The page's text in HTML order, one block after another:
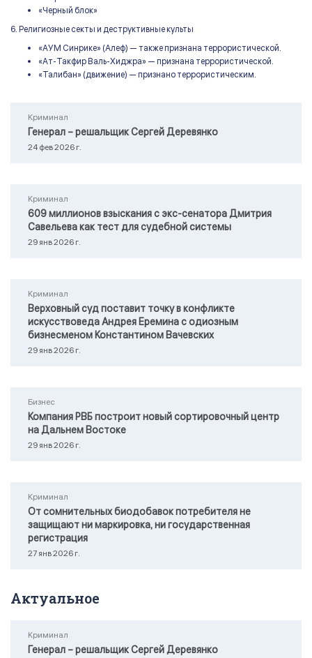
«Черный блок»
6. Религиозные секты и деструктивные культы
«АУМ Синрике» (Алеф) — также признана террористической.
«Ат-Такфир Валь-Хиджра» — признана террористической.
«Талибан» (движение) — признано террористическим.
Криминал
Генерал – решальщик Сергей Деревянко
24 фев 2026 г.
Криминал
609 миллионов взыскания с экс-сенатора Дмитрия
Савельева как тест для судебной системы
29 янв 2026 г.
Криминал
Верховный суд поставит точку в конфликте
искусствоведа Андрея Еремина с одиозным
бизнесменом Константином Вачевских
29 янв 2026 г.
Бизнес
Компания РВБ построит новый сортировочный центр
на Дальнем Востоке
29 янв 2026 г.
Криминал
От сомнительных биодобавок потребителя не
защищают ни маркировка, ни государственная
регистрация
27 янв 2026 г.
Актуальное
Криминал
Генерал – решальщик Сергей Деревянко